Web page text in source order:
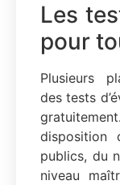
Les
pour
Plusieurs
des tests
disposition
publics, du
niveau